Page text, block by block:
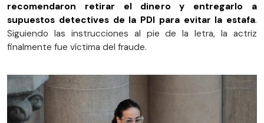
recomendaron retirar el dinero y entregarlo a
supuestos detectives de la PDI para evitar la estafa.
Siguiendo las instrucciones al pie de la letra, la actriz
finalmente fue víctima del fraude.